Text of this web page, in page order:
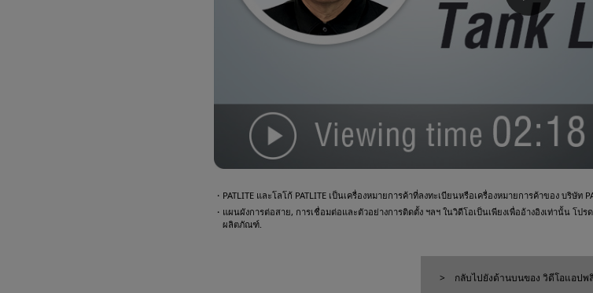
・PATLITE และโลโก้ PATLITE เป็นเครื่องหมายการค้าที่ลงทะเบียนหรือเครื่องหมายการค้าของ บริษัท
・แผนผังการต่อสาย, การเชื่อมต่อและตัวอย่างการติดตั้ง ฯลฯ ในวิดีโอเป็นเพียงเพื่ออ้างอิงเท่านั้น
ผลิตภัณฑ์.
กลับไปยังด้านบนของ วิดีโอแอปพ